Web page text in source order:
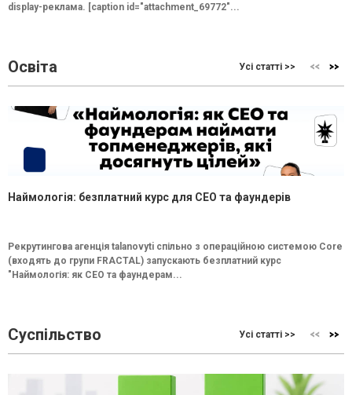
display-реклама. [caption id="attachment_69772"...
Освіта Усі статті >>
Наймологія: безплатний курс для CEO та фаундерів
Рекрутингова агенція talanovyti спільно з операційною системою Core
(входять до групи FRACTAL) запускають безплатний курс
"Наймологія: як СEO та фаундерам...
Суспільство Усі статті >>